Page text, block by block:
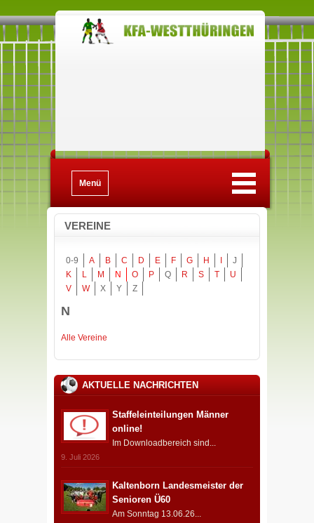
Menü
VEREINE
0-9 A B C D E F G H
J
K
L M N O P Q R S T
U
V
W X Y Z
N
Alle Vereine
AKTUELLE NACHRICHTEN
Staffeleinteilungen Männer
online!
Im Downloadbereich sind...
9. Juli 2026
Kaltenborn Landesmeister der
Senioren Ü60
Am Sonntag 13.06.26...